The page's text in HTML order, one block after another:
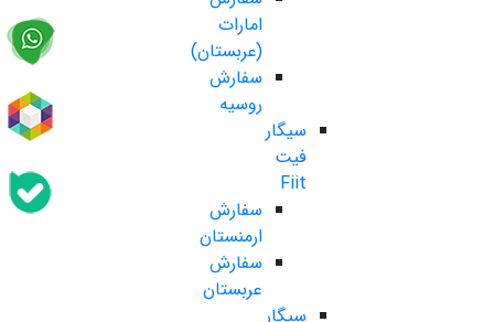
امارات
(عربستان)
سفارش
روسیه
سیگار
فیت
Fiit
سفارش
ارمنستان
سفارش
عربستان
سیگار